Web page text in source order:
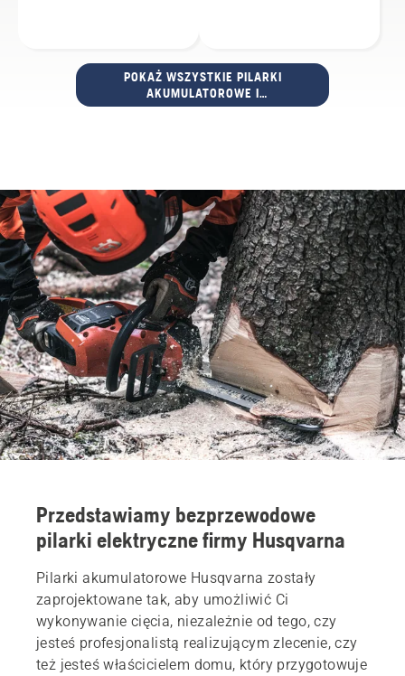
POKAŻ WSZYSTKIE PILARKI
AKUMULATOROWE I
ELEKTRYCZNE
Przedstawiamy bezprzewodowe
pilarki elektryczne firmy Husqvarna
Pilarki akumulatorowe Husqvarna zostały
zaprojektowane tak, aby umożliwić Ci
wykonywanie cięcia, niezależnie od tego, czy
jesteś profesjonalistą realizującym zlecenie, czy
też jesteś właścicielem domu, który przygotowuje